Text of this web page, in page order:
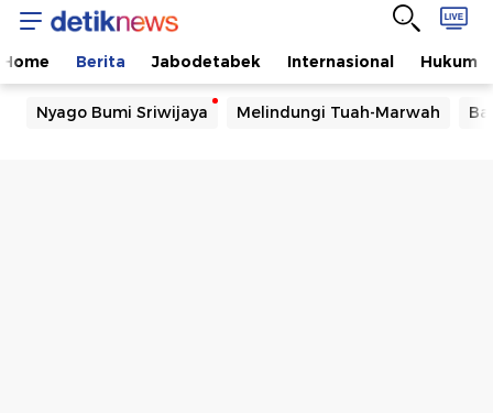
Home Berita Jabodetabek Internasional Hukum
Nyago Bumi Sriwijaya Melindungi Tuah-Marwah